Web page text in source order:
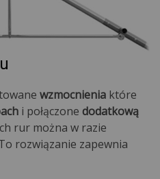
wzmocnieniaktóre
i połączone dodatkową
rur można w razie
rozwiązanie zapewnia